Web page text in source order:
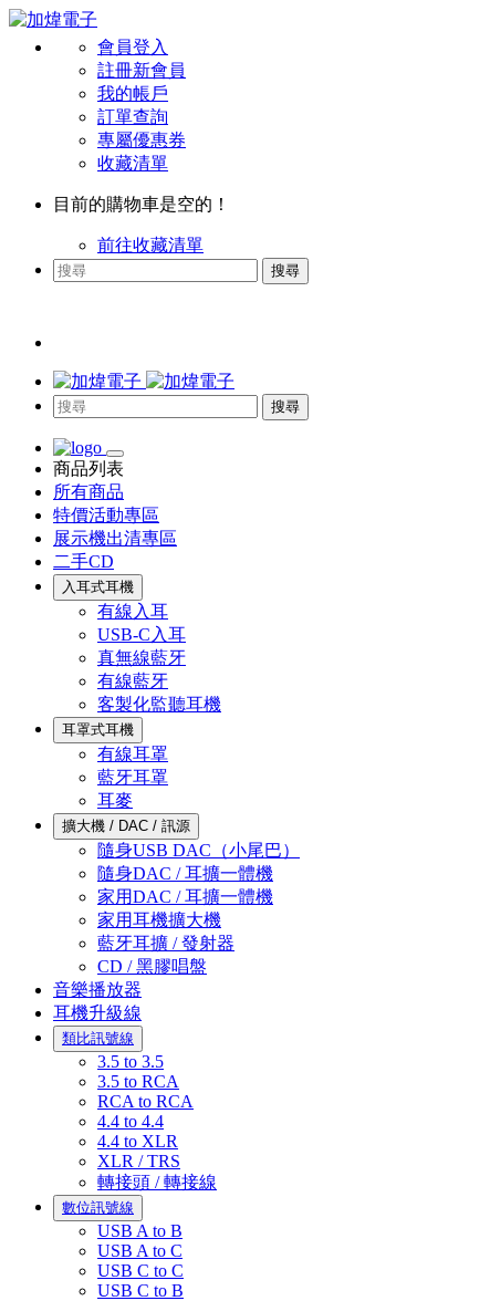
會員登入
註冊新會員
我的帳戶
訂單查詢
專屬優惠券
收藏清單
目前的購物車是空的！
前往收藏清單
搜尋
搜尋
商品列表
所有商品
特價活動專區
展示機出清專區
二手CD
入耳式耳機
有線入耳
USB-C入耳
真無線藍牙
有線藍牙
客製化監聽耳機
耳罩式耳機
有線耳罩
藍牙耳罩
耳麥
擴大機 / DAC / 訊源
隨身USB DAC（小尾巴）
隨身DAC / 耳擴一體機
家用DAC / 耳擴一體機
家用耳機擴大機
藍牙耳擴 / 發射器
CD / 黑膠唱盤
音樂播放器
耳機升級線
類比訊號線
3.5 to 3.5
3.5 to RCA
RCA to RCA
4.4 to 4.4
4.4 to XLR
XLR / TRS
轉接頭 / 轉接線
數位訊號線
USB A to B
USB A to C
USB C to C
USB C to B